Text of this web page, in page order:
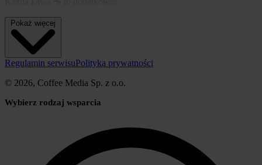
• podziękowanie za to, co robię ❤️
• energia na nowe pomysły
• usprawnienia istniejących funkcji
• więcej czasu na rozwój projektu
Dzięki dotychczasowemu wsparciu udało się m.in. rozwinąć mapy
poprawić szybkość oraz jakość działania serwisu.
W kolejnych krokach planuję dalszą rozbudowę map (Polska
+ świat), nowe funkcje i kolejne usprawnienia, które jeszcze
Regulamin serwisuPolityka prywatności
© 2026, Coffee Media Sp. z o.o.
Wybierz rodzaj wsparcia